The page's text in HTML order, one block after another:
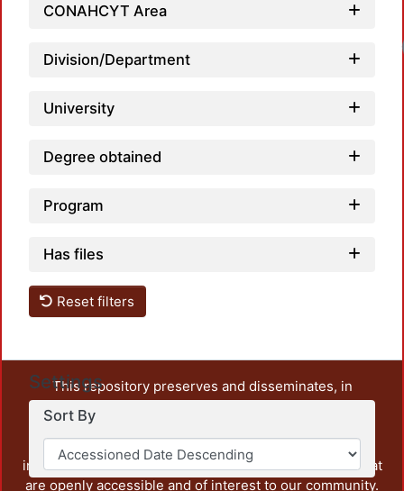
CONAHCYT Area
Division/Department
University
Degree obtained
Program
Has files
Reset filters
Settings
Sort By
This repository preserves and disseminates, in
unrestricted open access, the teaching and research
output of UAM Azcapotzalco. It also includes some
administrative and graphic documents from the
institution, as well as content from other institutions that
are openly accessible and of interest to our community.